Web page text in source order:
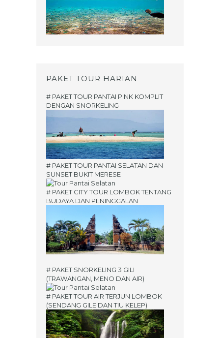
PAKET TOUR HARIAN
# PAKET TOUR PANTAI PINK KOMPLIT
DENGAN SNORKELING
# PAKET TOUR PANTAI SELATAN DAN
SUNSET BUKIT MERESE
# PAKET CITY TOUR LOMBOK TENTANG
BUDAYA DAN PENINGGALAN
# PAKET SNORKELING 3 GILI
(TRAWANGAN, MENO DAN AIR)
# PAKET TOUR AIR TERJUN LOMBOK
(SENDANG GILE DAN TIU KELEP)